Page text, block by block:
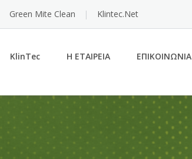
Green Mite Clean Klintec.Net
KlinTec Η ΕΤΑΙΡΕΙΑ ΕΠΙΚΟΙΝΩΝΙΑ